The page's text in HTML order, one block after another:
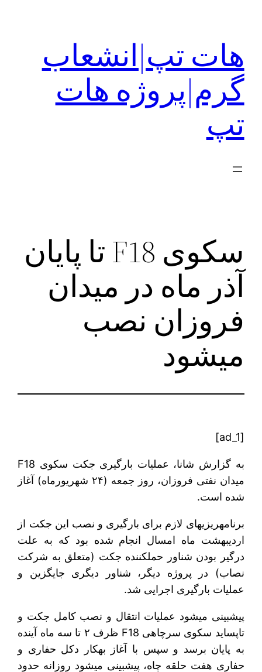
هات تپ|انشعاب
گرم|پروژه هات
تپ
سکوی F18 تا پایان
آذر ماه در میدان
فروزان نصب
می‎شود
[ad_1]
به گزارش شانا، عملیات بارگیری جکت سکوی F18
میدان نفتی فروزان، روز جمعه (۲۴ شهریورماه) آغاز
شده است.
برنامه‎ریزی‎های لازم برای بارگیری و نصب این جکت از
اردیبهشت ماه امسال انجام شده بود که به علت
درگیر بودن شناور حمل‎کننده جکت (متعلق به شرکت
نصاب) در پروژه دیگر، شناور دیگری جایگزین و
عملیات بارگیری اجرایی شد.
پیش‏‎بینی می‎شود عملیات انتقال و نصب کامل جکت و
تاپ‎ساید سکوی سرچاهی F18 ظرف ۲ تا سه ماه آینده
به پایان برسد و سپس با آغاز به‎کار دکل حفاری و
حفاری هفت حلقه چاه، پیش‎بینی می‎شود روزانه حدود